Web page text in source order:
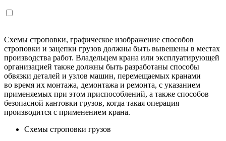
Схемы строповки, графическое изображение способов
строповки и зацепки грузов должны быть вывешены в местах
производства работ. Владельцем крана или эксплуатирующей
организацией также должны быть разработаны способы
обвязки деталей и узлов машин, перемещаемых кранами
во время их монтажа, демонтажа и ремонта, с указанием
применяемых при этом приспособлений, а также способов
безопасной кантовки грузов, когда такая операция
производится с применением крана.
Схемы строповки грузов